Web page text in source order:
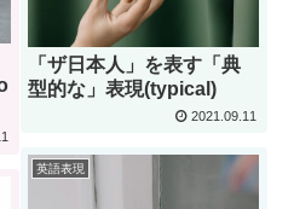
「ザ日本人」を表す「典
型的な」表現(typical)
2021.09.11
英語表現